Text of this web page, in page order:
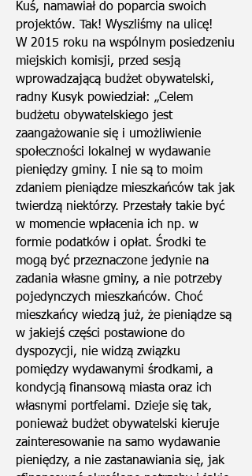
Kuś, namawiał do poparcia swoich
projektów. Tak! Wyszliśmy na ulicę!
W 2015 roku na wspólnym posiedzeniu
miejskich komisji, przed sesją
wprowadzającą budżet obywatelski,
radny Kusyk powiedział: „Celem
budżetu obywatelskiego jest
zaangażowanie się i umożliwienie
społeczności lokalnej w wydawanie
pieniędzy gminy. I nie są to moim
zdaniem pieniądze mieszkańców tak jak
twierdzą niektórzy. Przestały takie być
w momencie wpłacenia ich np. w
formie podatków i opłat. Środki te
mogą być przeznaczone jedynie na
zadania własne gminy, a nie potrzeby
pojedynczych mieszkańców. Choć
mieszkańcy wiedzą już, że pieniądze są
w jakiejś części postawione do
dyspozycji, nie widzą związku
pomiędzy wydawanymi środkami, a
kondycją finansową miasta oraz ich
własnymi portfelami. Dzieje się tak,
ponieważ budżet obywatelski kieruje
zainteresowanie na samo wydawanie
pieniędzy, a nie zastanawiania się, jak